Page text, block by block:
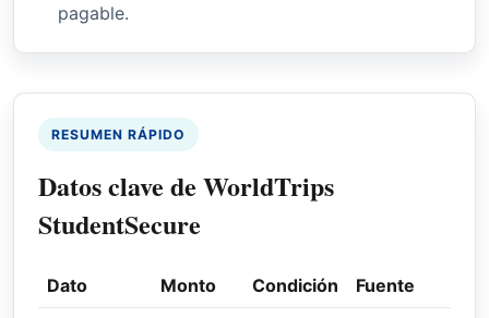
pagable.
RESUMEN RÁPIDO
Datos clave de WorldTrips
StudentSecure
Dato Monto Condición Fuente